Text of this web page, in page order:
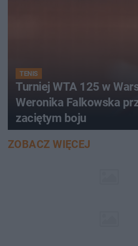
TENIS
Turniej WTA 125 w
Weronika Falkowska
zaciętym boju
ZOBACZ WIĘCEJ